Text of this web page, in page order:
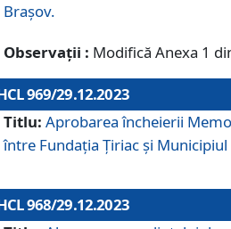
Brașov.
Observații : Modifică Anexa 1
969/29.12.2023
Titlu: Aprobarea încheierii
între Fundația Țiriac și Municipiul
968/29.12.2023